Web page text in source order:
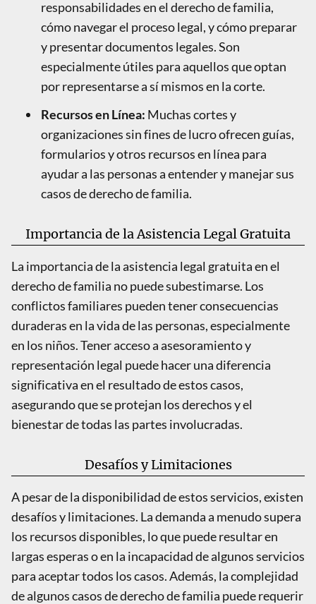
responsabilidades en el derecho de familia,
cómo navegar el proceso legal, y cómo preparar
y presentar documentos legales. Son
especialmente útiles para aquellos que optan
por representarse a sí mismos en la corte.
Recursos en Línea: Muchas cortes y
organizaciones sin fines de lucro ofrecen guías,
formularios y otros recursos en línea para
ayudar a las personas a entender y manejar sus
casos de derecho de familia.
Importancia de la Asistencia Legal Gratuita
La importancia de la asistencia legal gratuita en el
derecho de familia no puede subestimarse. Los
conflictos familiares pueden tener consecuencias
duraderas en la vida de las personas, especialmente
en los niños. Tener acceso a asesoramiento y
representación legal puede hacer una diferencia
significativa en el resultado de estos casos,
asegurando que se protejan los derechos y el
bienestar de todas las partes involucradas.
Desafíos y Limitaciones
A pesar de la disponibilidad de estos servicios, existen
desafíos y limitaciones. La demanda a menudo supera
los recursos disponibles, lo que puede resultar en
largas esperas o en la incapacidad de algunos servicios
para aceptar todos los casos. Además, la complejidad
de algunos casos de derecho de familia puede requerir